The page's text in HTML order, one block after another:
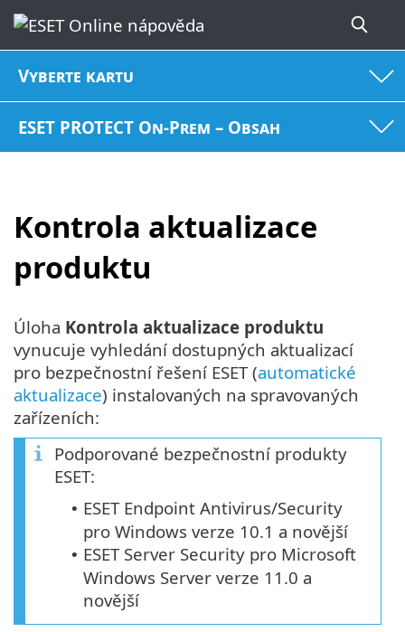
Vyberte kartu
ESET PROTECT On-Prem – Obsah
Kontrola aktualizace
produktu
Úloha Kontrola aktualizace produktu
vynucuje vyhledání dostupných aktualizací
pro bezpečnostní řešení ESET (automatické
aktualizace) instalovaných na spravovaných
zařízeních:
Podporované bezpečnostní produkty
ESET:
• ESET Endpoint Antivirus/Security
pro Windows verze 10.1 a novější
• ESET Server Security pro Microsoft
Windows Server verze 11.0 a
novější